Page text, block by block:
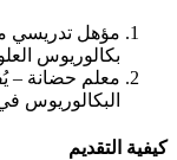
مؤهل تدريسي
بكالوريوس
معلم حضانة –
البكالوريوس
كيفية التقديم